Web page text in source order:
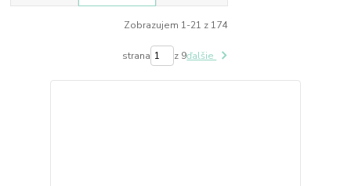
Zobrazujem 1-21 z 174
strana z 9ďalšie